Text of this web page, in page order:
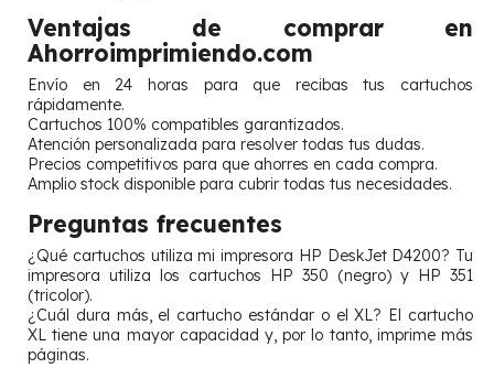
Ventajas de comprar en
Ahorroimprimiendo.com
Envío en 24 horas para que recibas tus cartuchos
rápidamente.
Cartuchos 100% compatibles garantizados.
Atención personalizada para resolver todas tus dudas.
Precios competitivos para que ahorres en cada compra.
Amplio stock disponible para cubrir todas tus necesidades.
Preguntas frecuentes
¿Qué cartuchos utiliza mi impresora HP DeskJet D4200? Tu
impresora utiliza los cartuchos HP 350 (negro) y HP 351
(tricolor).
¿Cuál dura más, el cartucho estándar o el XL? El cartucho
XL tiene una mayor capacidad y, por lo tanto, imprime más
páginas.